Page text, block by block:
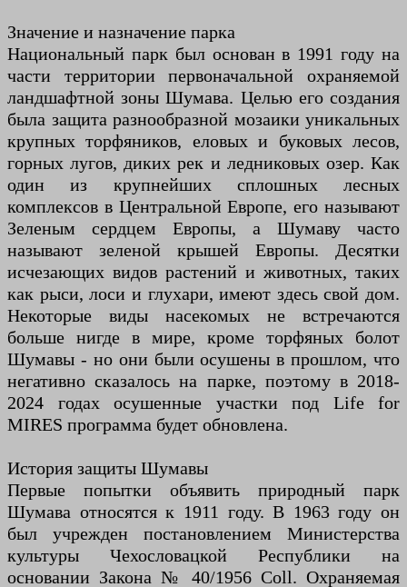
Значение и назначение парка
Национальный парк был основан в 1991 году на
части территории первоначальной охраняемой
ландшафтной зоны Шумава. Целью его создания
была защита разнообразной мозаики уникальных
крупных торфяников, еловых и буковых лесов,
горных лугов, диких рек и ледниковых озер. Как
один из крупнейших сплошных лесных
комплексов в Центральной Европе, его называют
Зеленым сердцем Европы, а Шумаву часто
называют зеленой крышей Европы. Десятки
исчезающих видов растений и животных, таких
как рыси, лоси и глухари, имеют здесь свой дом.
Некоторые виды насекомых не встречаются
больше нигде в мире, кроме торфяных болот
Шумавы - но они были осушены в прошлом, что
негативно сказалось на парке, поэтому в 2018-
2024 годах осушенные участки под Life for
MIRES программа будет обновлена.
История защиты Шумавы
Первые попытки объявить природный парк
Шумава относятся к 1911 году. В 1963 году он
был учрежден постановлением Министерства
культуры Чехословацкой Республики на
основании Закона № 40/1956 Coll. Охраняемая